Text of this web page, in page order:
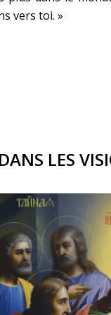
vers toi. »
LES